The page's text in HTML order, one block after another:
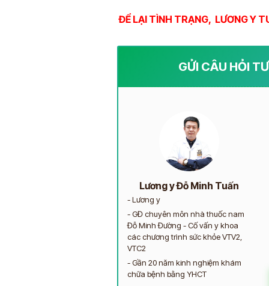
ĐỂ LẠI TÌNH TRẠNG, LƯƠNG Y
GỬI CÂU HỎI
Lương y Đỗ Minh Tuấn
- Lương y
- GĐ chuyên môn nhà thuốc nam
Đỗ Minh Đường - Cố vấn y khoa
các chương trình sức khỏe VTV2,
VTC2
- Gần 20 năm kinh nghiệm khám
chữa bệnh bằng YHCT